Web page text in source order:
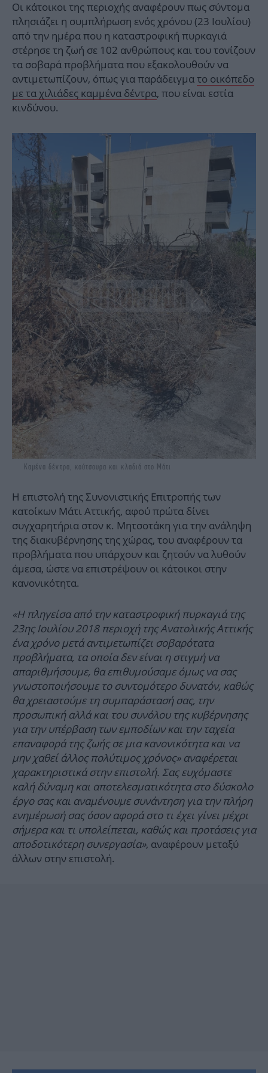
Οι κάτοικοι της περιοχής αναφέρουν πως σύντομα
πλησιάζει η συμπλήρωση ενός χρόνου (23 Ιουλίου)
από την ημέρα που η καταστροφική πυρκαγιά
στέρησε τη ζωή σε 102 ανθρώπους και του τονίζουν
τα σοβαρά προβλήματα που εξακολουθούν να
αντιμετωπίζουν, όπως για παράδειγματο οικόπεδο
με τα χιλιάδες καμμένα δέντρα, που είναι εστία
κινδύνου.
Καμένα δέντρα, κούτσουρα και κλαδιά στο Μάτι
Η επιστολή της Συνονιστικής Επιτροπής των
κατοίκων Μάτι Αττικής, αφού πρώτα δίνει
συγχαρητήρια στον κ. Μητσοτάκη για την ανάληψη
της διακυβέρνησης της χώρας, του αναφέρουν τα
προβλήματα που υπάρχουν και ζητούν να λυθούν
άμεσα, ώστε να επιστρέψουν οι κάτοικοι στην
κανονικότητα.
«Η πληγείσα από την καταστροφική πυρκαγιά της
23ης Ιουλίου 2018 περιοχή της Ανατολικής Αττικής
ένα χρόνο μετά αντιμετωπίζει σοβαρότατα
προβλήματα, τα οποία δεν είναι η στιγμή να
απαριθμήσουμε, θα επιθυμούσαμε όμως να σας
γνωστοποιήσουμε το συντομότερο δυνατόν, καθώς
θα χρειαστούμε τη συμπαράστασή σας, την
προσωπική αλλά και του συνόλου της κυβέρνησης
για την υπέρβαση των εμποδίων και την ταχεία
επαναφορά της ζωής σε μια κανονικότητα και να
μην χαθεί άλλος πολύτιμος χρόνος» αναφέρεται
χαρακτηριστικά στην επιστολή. Σας ευχόμαστε
καλή δύναμη και αποτελεσματικότητα στο δύσκολο
έργο σας και αναμένουμε συνάντηση για την πλήρη
ενημέρωσή σας όσον αφορά στο τι έχει γίνει μέχρι
σήμερα και τι υπολείπεται, καθώς και προτάσεις για
αποδοτικότερη συνεργασία», αναφέρουν μεταξύ
άλλων στην επιστολή.